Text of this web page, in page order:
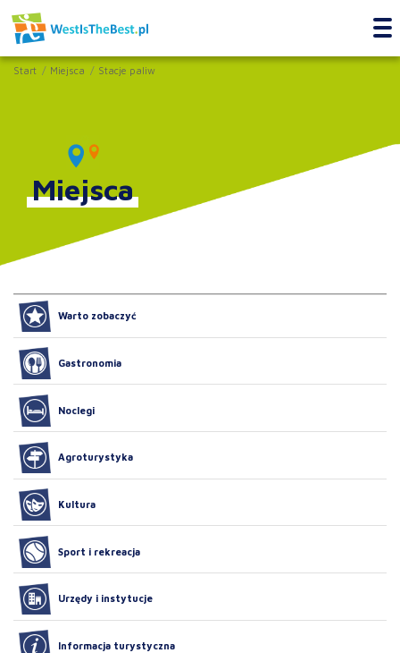
Start Miejsca Stacje paliw
Miejsca
Warto zobaczyć
Gastronomia
Noclegi
Agroturystyka
Kultura
Sport i rekreacja
Urzędy i instytucje
Informacja turystyczna